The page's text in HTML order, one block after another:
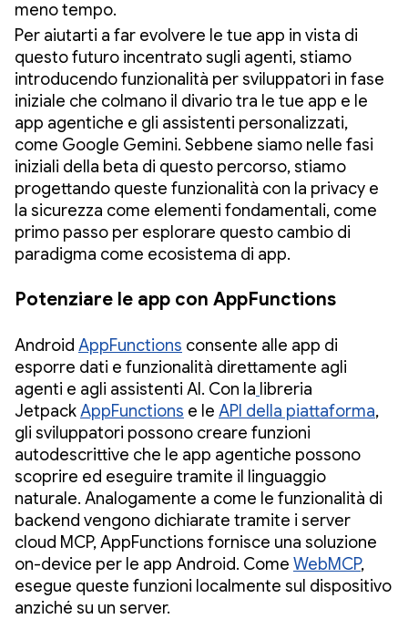
meno tempo.
Per aiutarti a far evolvere le tue app in vista di
questo futuro incentrato sugli agenti, stiamo
introducendo funzionalità per sviluppatori in fase
iniziale che colmano il divario tra le tue app e le
app agentiche e gli assistenti personalizzati,
come Google Gemini. Sebbene siamo nelle fasi
iniziali della beta di questo percorso, stiamo
progettando queste funzionalità con la privacy e
la sicurezza come elementi fondamentali, come
primo passo per esplorare questo cambio di
paradigma come ecosistema di app.
Potenziare le app con AppFunctions
Android AppFunctions consente alle app di
esporre dati e funzionalità direttamente agli
agenti e agli assistenti AI. Con la libreria
JetpackAppFunctions e le API della piattaforma,
gli sviluppatori possono creare funzioni
autodescrittive che le app agentiche possono
scoprire ed eseguire tramite il linguaggio
naturale. Analogamente a come le funzionalità di
backend vengono dichiarate tramite i server
cloud MCP, AppFunctions fornisce una soluzione
on-device per le app Android. Come WebMCP,
esegue queste funzioni localmente sul dispositivo
anziché su un server.